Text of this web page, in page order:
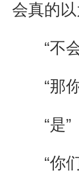
会真的
“不会
“那你
“是”
“你们